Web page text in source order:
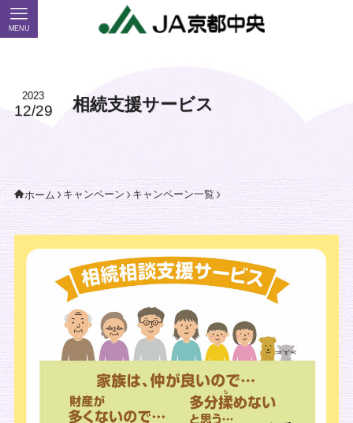
MENU
相続支援サービス
2023
12/29
ホーム キャンペーン キャンペーン一覧